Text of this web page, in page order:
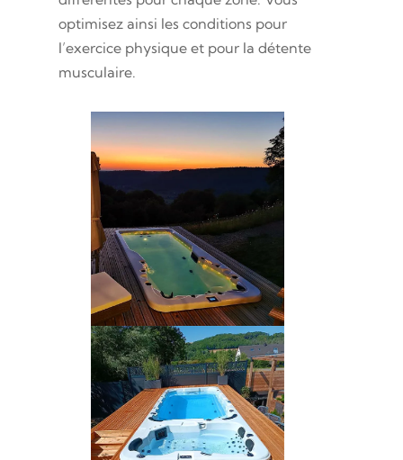
optimisez ainsi les conditions pour
l’exercice physique et pour la détente
musculaire.